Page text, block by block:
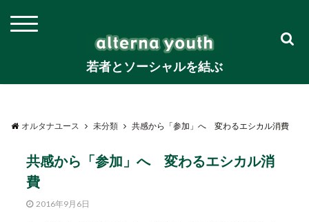
若者とソーシャルを結ぶ
オルタナユース 未分類 共感から「参加」へ 変わるエシカル消費
共感から「参加」へ 変わるエシカル消
費
2016年9月6日